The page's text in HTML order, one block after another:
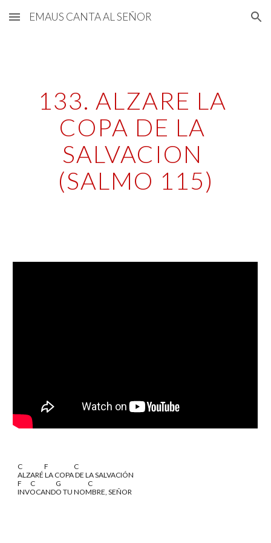
Skip to main content Skip to navigation
EMAUS CANTA AL SEÑOR
133. ALZARE LA
COPA DE LA
SALVACION
(SALMO 115)
C                  F                     C
ALZARÉ LA COPA DE LA SALVACIÓN
F       C                 G                      C
INVOCANDO TU NOMBRE, SEÑOR